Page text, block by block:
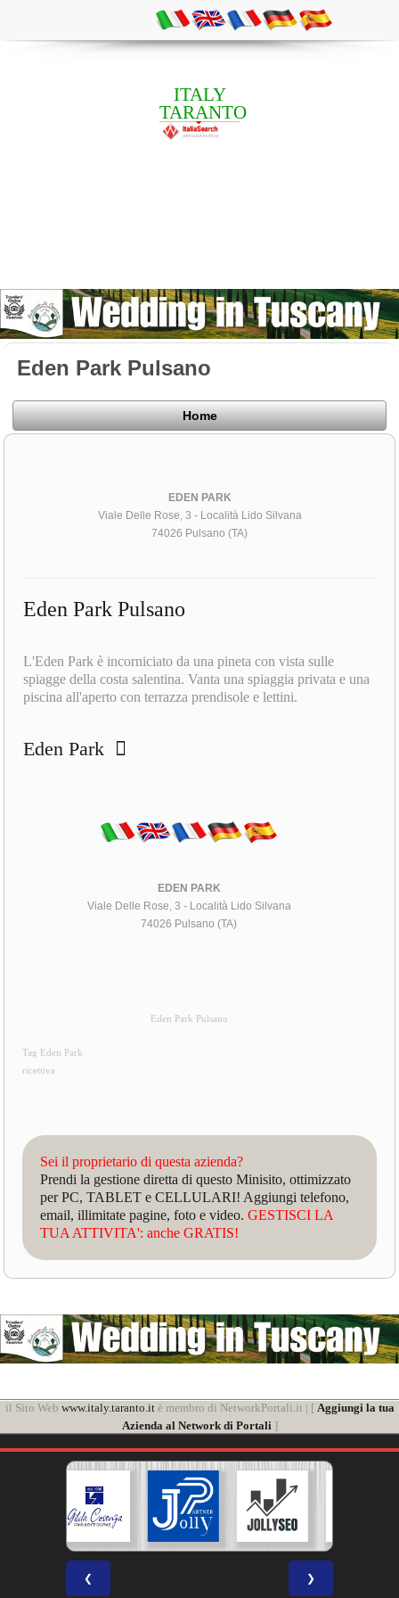
ITALY
TARANTO
Eden Park Pulsano
Home
EDEN PARK
Viale Delle Rose, 3 - Località Lido Silvana
74026 Pulsano (TA)
Eden Park Pulsano
L'Eden Park è incorniciato da una pineta con vista sulle
spiagge della costa salentina. Vanta una spiaggia privata e una
piscina all'aperto con terrazza prendisole e lettini.
Eden Park
EDEN PARK
Viale Delle Rose, 3 - Località Lido Silvana
74026 Pulsano (TA)
Eden Park Pulsano
Tag Eden Park
ricettiva
Sei il proprietario di questa azienda?
Prendi la gestione diretta di questo Minisito, ottimizzato
per PC, TABLET e CELLULARI! Aggiungi telefono,
email, illimitate pagine, foto e video.GESTISCI LA
TUA ATTIVITA': anche GRATIS!
il Sito Web www.italy.taranto.itè membro di NetworkPortali.it | [ Aggiungi la tua
Azienda al Network di Portali]
❮ ❯